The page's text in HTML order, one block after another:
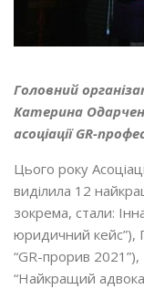
Головний
Катерина
асоціації GR-
Цього року
виділила 12
зокрема, стали:
юридичний кейс”),
“GR-прорив
“Найкращий